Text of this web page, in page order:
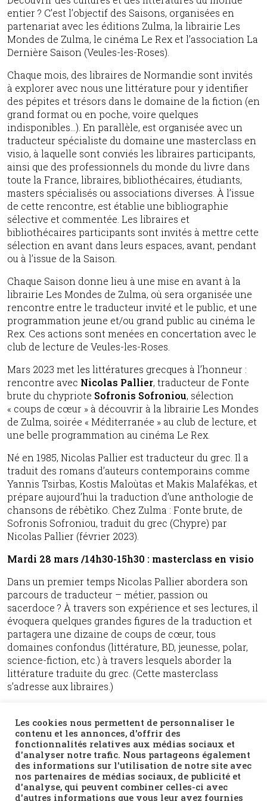
entier ? C’est l’objectif des Saisons, organisées en
partenariat avec les éditions Zulma, la librairie Les
Mondes de Zulma, le cinéma Le Rex et l’association La
Dernière Saison (Veules-les-Roses).
Chaque mois, des libraires de Normandie sont invités
à explorer avec nous une littérature pour y identifier
des pépites et trésors dans le domaine de la fiction (en
grand format ou en poche, voire quelques
indisponibles…). En parallèle, est organisée avec un
traducteur spécialiste du domaine une masterclass en
visio, à laquelle sont conviés les libraires participants,
ainsi que des professionnels du monde du livre dans
toute la France, libraires, bibliothécaires, étudiants,
masters spécialisés ou associations diverses. À l’issue
de cette rencontre, est établie une bibliographie
sélective et commentée. Les libraires et
bibliothécaires participants sont invités à mettre cette
sélection en avant dans leurs espaces, avant, pendant
ou à l’issue de la Saison.
Chaque Saison donne lieu à une mise en avant à la
librairie Les Mondes de Zulma, où sera organisée une
rencontre entre le traducteur invité et le public, et une
programmation jeune et/ou grand public au cinéma le
Rex. Ces actions sont menées en concertation avec le
club de lecture de Veules-les-Roses.
Mars 2023 met les littératures grecques à l’honneur :
rencontre avec Nicolas Pallier, traducteur de Fonte
brute du chypriote Sofronis Sofroniou, sélection
« coups de cœur » à découvrir à la librairie Les Mondes
de Zulma, soirée « Méditerranée » au club de lecture, et
une belle programmation au cinéma Le Rex.
Né en 1985, Nicolas Pallier est traducteur du grec. Il a
traduit des romans d’auteurs contemporains comme
Yannis Tsirbas, Kostis Maloùtas et Makis Malafékas, et
prépare aujourd’hui la traduction d’une anthologie de
chansons de rébètiko. Chez Zulma : Fonte brute, de
Sofronis Sofroniou, traduit du grec (Chypre) par
Nicolas Pallier (février 2023).
Mardi 28 mars /14h30-15h30 : masterclass en visio
Dans un premier temps Nicolas Pallier abordera son
parcours de traducteur – métier, passion ou
sacerdoce ? À travers son expérience et ses lectures, il
évoquera quelques grandes figures de la traduction et
partagera une dizaine de coups de cœur, tous
domaines confondus (littérature, BD, jeunesse, polar,
science-fiction, etc.) à travers lesquels aborder la
littérature traduite du grec. (Cette masterclass
s’adresse aux libraires.)
Zulma
Nicolas Pallier viendra nous parler de cette belle
aventure qu’a été la traduction de Fonte brute du
talentueux Sofronis Sofroniou (Chypre). Après une
présentation rapide de quelques grandes figures de la
littérature tchèque contemporaine, il partagera une
Les cookies nous permettent de personnaliser le
contenu et les annonces, d'offrir des
fonctionnalités relatives aux médias sociaux et
d'analyser notre trafic. Nous partageons également
des informations sur l'utilisation de notre site avec
nos partenaires de médias sociaux, de publicité et
d'analyse, qui peuvent combiner celles-ci avec
d'autres informations que vous leur avez fournies